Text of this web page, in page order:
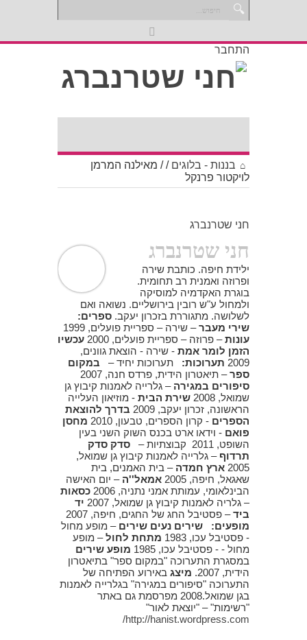
התחבר
בננות - בלוגים /
/ מאילנה המרמן
לויקטור פרנקל
חני שטרנברג
חני שטרנברג
ילידת חיפה. כותבת שירה
ופרוזה ואמנית רב תחומית.
בוגרת האקדמיה למוסיקה
ולמחול ע"ש רובין בירושליים. נשואה ואם
לשלושה. מתגוררת בזכרון יעקב. ספרים:
שירי מעבר– שירה – ספריית פועלים, 1999
עונות– פרוזה – ספריית פועלים, 2000
עכשיו
הזמן לומר אמת - שירה - הוצאת גוונים,
2009 תערוכות: תערוכות יחיד – במקום
ספר– תיאטרון הידית, פרדס חנה, 2007
סיפורים במגירה – גלרייה לאמנות קיבוץ גן
שמואל, 2008
שירת הבית - מוזיאון העלייה
הראשונה, זכרון יעקב, 2009
בדרך להוצאת
הספרים - קרון הספרים, טבעון, 2010
מחסן
פואם - וידאו ארט בכנס השוק השני בעין
השופט, 2011 קבוצתיות –
סדק סדק
תרדוף – גלרייה לאמנות קיבוץ גן שמואל,
2005 ארץ חמדה – בית האמנים, בית
שאגאל, חיפה, 2005
אמאל''ה – יום האישה
הבינלאומי, עמותת אמני נתניה, 2006
כסאות
– גלריה לאמנות קיבוץ גן שמואל, 2007
יד
ביד– פסטיבל החג של החגים, חיפה, 2007
מופעים:
שירים נעים שירים – מופע מחול
- פסטיבל עכו, 1983
מתחת לחול– מופע
מחול - - פסטיבל עכו, 1985
מופע שירים
במסגרת התערוכה "במקום ספר" בתיאטרון
הידית, 2007.
מיצג באירוע הפתיחה של
התערוכה "סיפורים במגירה" בגלרייה לאמנות
בגן שמואל.2008 מפרסמת גם באתר
"רשימות" – "יוצאת לאור"
http://hanist.wordpress.com/